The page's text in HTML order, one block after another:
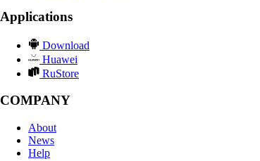
Applications
Download
Huawei
RuStore
COMPANY
About
News
Help